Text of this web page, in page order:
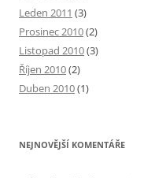
Leden 2011 (3)
Prosinec 2010(2)
Listopad 2010(3)
Říjen 2010(2)
Duben 2010(1)
NEJNOVĚJŠÍ KOMENTÁŘE